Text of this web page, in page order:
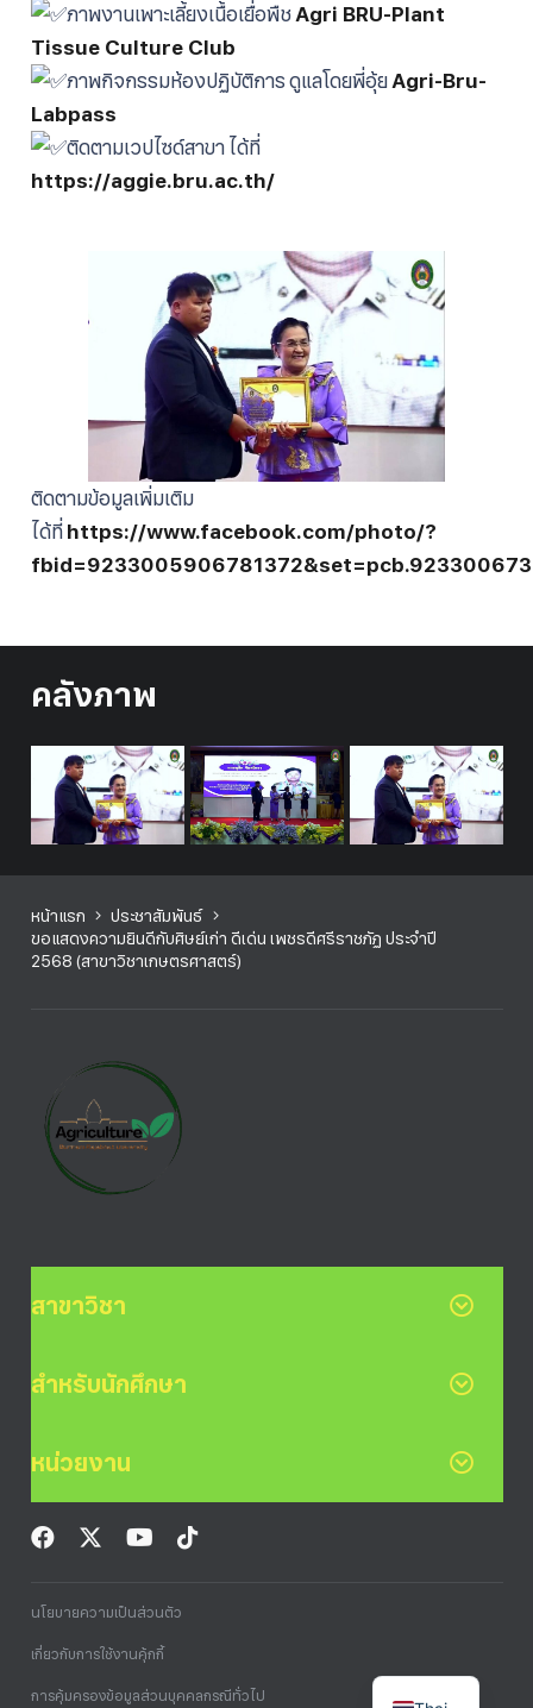
ภาพงานเพาะเลี้ยงเนื้อเยื่อพืช Agri BRU-Plant
Tissue Culture Club
ภาพกิจกรรมห้องปฏิบัติการ ดูแลโดยพี่อุ้ย Agri-Bru-
Labpass
ติดตามเวปไซด์สาขา ได้ที่
https://aggie.bru.ac.th/
ติดตามข้อมูลเพิ่มเติม
ได้ที่ https://www.facebook.com/photo/?
คลังภาพ
หน้าแรก
ประชาสัมพันธ์
ขอแสดงความยินดีกับศิษย์เก่า ดีเด่น เพชรดีศรีราชภัฏ ประจำปี
2568 (สาขาวิชาเกษตรศาสตร์)
สาขาวิชา
สำหรับนักศึกษา
หน่วยงาน
นโยบายความเป็นส่วนตัว
เกี่ยวกับการใช้งานคุ้กกี้
การคุ้มครองข้อมูลส่วนบุคคลกรณีทั่วไป